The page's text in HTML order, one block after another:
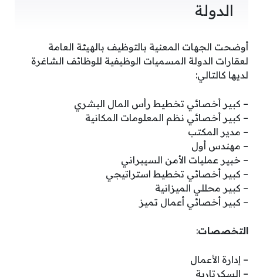
الدولة
أوضحت الجهات المعنية بالتوظيف بالهيئة العامة
لعقارات الدولة المسميات الوظيفية للوظائف الشاغرة
لديها كالتالي:
– كبير أخصائي تخطيط رأس المال البشري
– كبير أخصائي نظم المعلومات المكانية
– مدير المكتب
– مهندس أول
– خبير عمليات الأمن السيبراني
– كبير أخصائي تخطيط استراتيجي
– كبير محللي الميزانية
– كبير أخصائي أعمال تميز
التخصصات:
– إدارة الأعمال
– السكرتارية